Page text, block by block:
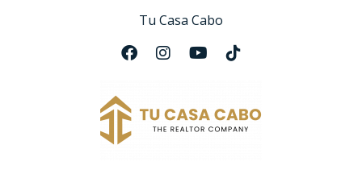
Tu Casa Cabo